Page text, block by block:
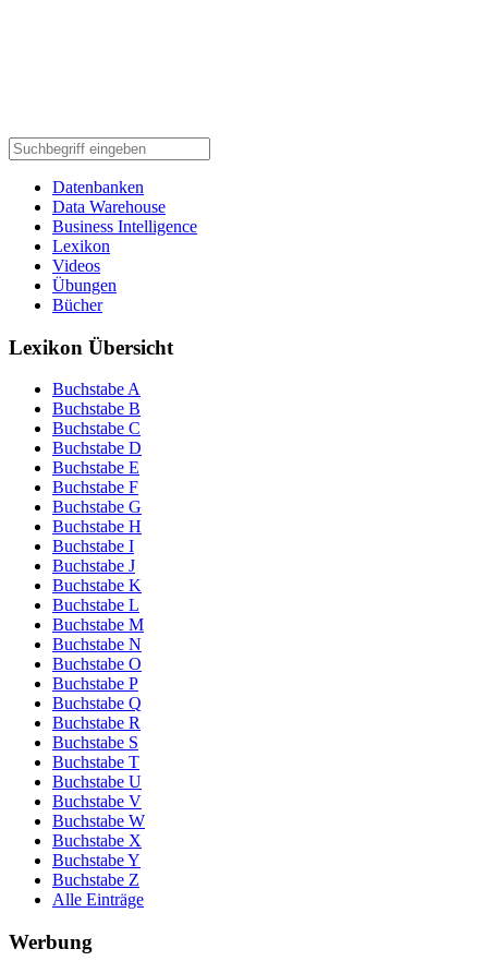
Datenbanken
Data Warehouse
Business Intelligence
Lexikon
Videos
Übungen
Bücher
Lexikon Übersicht
Buchstabe A
Buchstabe B
Buchstabe C
Buchstabe D
Buchstabe E
Buchstabe F
Buchstabe G
Buchstabe H
Buchstabe I
Buchstabe J
Buchstabe K
Buchstabe L
Buchstabe M
Buchstabe N
Buchstabe O
Buchstabe P
Buchstabe Q
Buchstabe R
Buchstabe S
Buchstabe T
Buchstabe U
Buchstabe V
Buchstabe W
Buchstabe X
Buchstabe Y
Buchstabe Z
Alle Einträge
Werbung